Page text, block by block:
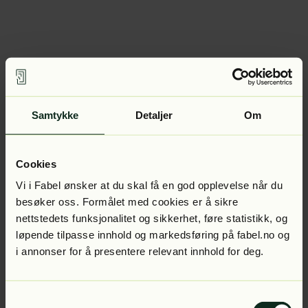
Samtykke Detaljer Om
Cookies
Vi i Fabel ønsker at du skal få en god opplevelse når du
besøker oss. Formålet med cookies er å sikre
nettstedets funksjonalitet og sikkerhet, føre statistikk, og
løpende tilpasse innhold og markedsføring på fabel.no og
i annonser for å presentere relevant innhold for deg.